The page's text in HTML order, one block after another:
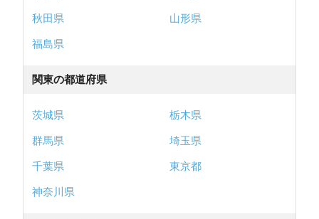
秋田県
山形県
福島県
関東の都道府県
茨城県
栃木県
群馬県
埼玉県
千葉県
東京都
神奈川県